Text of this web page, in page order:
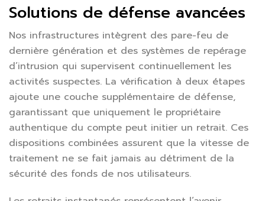
Solutions de défense avancées
Nos infrastructures intègrent des pare-feu de
dernière génération et des systèmes de repérage
d’intrusion qui supervisent continuellement les
activités suspectes. La vérification à deux étapes
ajoute une couche supplémentaire de défense,
garantissant que uniquement le propriétaire
authentique du compte peut initier un retrait. Ces
dispositions combinées assurent que la vitesse de
traitement ne se fait jamais au détriment de la
sécurité des fonds de nos utilisateurs.